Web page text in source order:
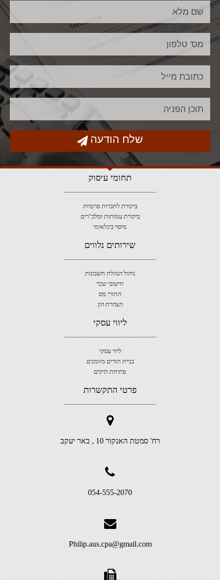
שלח הודעה
תחומי עיסוק
ביקורת לחברות פרטיות
ביקורת עמותות ומלכ"רים
מיסוי בינלאומי
שירותים נלווים
ניהול הנהלת חשבונות
חישובי שכר
החזרי מס
הצהרת הון
ליווי עסקי
ליווי עסקי
בניית תזרים מזומנים
פתיחת תיקים
פרטי התקשרות
רח' סמטת האנקור 10 , באר יעקב
054-555-2070
Philip.aus.cpa@gmail.com